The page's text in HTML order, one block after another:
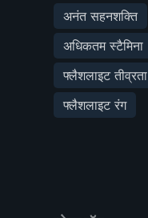
अनंत सहनशक्ति
अधिकतम स्टैमिना
फ्लैशलाइट तीव्रता
फ्लैशलाइट रंग